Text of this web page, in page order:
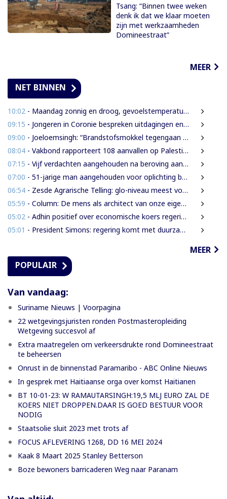
Tsang: “Binnen twee weken
denk ik dat we klaar moeten
zijn met werkzaamheden
Domineestraat”
MEER
NET BINNEN
10:02 - Maandag zonnig en droog, gevoelstemperatuur tot 41 graden
09:15 - Jongeren in Coronie bespreken uitdagingen en toekomst tijdens districtsjeugdcongres
09:00 - Joeloemsingh: “Brandstofsmokkel tegengaan middels kleuren van legale brandstof”
08:04 - Vakbond rapporteert 108 aanvallen op Palestijnse journalisten in juli
07:15 - Vijf verdachten aangehouden na beroving aan Rijsdijkweg
07:00 - 51-jarige man aangehouden voor oplichting bejaarde vrouw in centrum Paramaribo
06:54 - Zesde Agrarische Telling: glo-niveau meest voorkomend onder landbouwers
05:59 - Column: De mens als architect van onze eigen rampen
05:02 - Adhin positief over economische koers regering, maar wil snellere uitvoering
05:01 - President Simons: regering komt met duurzame oplossing voor grondenrechten
MEER
POPULAIR
Van vandaag:
Suriname Nieuws | Voorpagina
22 wetgevingsjuristen ronden Postmasteropleiding
Wetgeving succesvol af
Extra maatregelen om verkeersdrukte rond Domineestraat
te beheersen
Onrust in de binnenstad Paramaribo - ABC Online Nieuws
In gesprek met Haitiaanse orga over komst Haitianen
BT 10-01-23: W RAMAUTARSINGH:19,5 MLJ EURO ZAL DE
KOERS NIET DROPPEN.DAAR IS GOED BESTUUR VOOR
NODIG
Staatsolie sluit 2023 met trots af
FOCUS AFLEVERING 1268, DD 16 MEI 2024
Kaak 8 Maart 2025 Stanley Betterson
Boze bewoners barricaderen Weg naar Paranam